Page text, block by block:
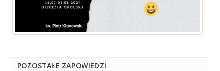
POZOSTAŁE ZAPOWIEDZI